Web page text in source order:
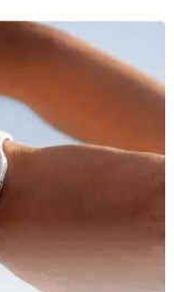
с
В отчёте
сделали
они всё ещё